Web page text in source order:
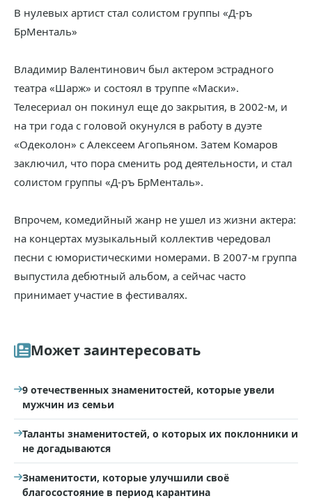
В нулевых артист стал солистом группы «Д-ръ
БрМенталь»
Владимир Валентинович был актером эстрадного
театра «Шарж» и состоял в труппе «Маски».
Телесериал он покинул еще до закрытия, в 2002-м, и
на три года с головой окунулся в работу в дуэте
«Одеколон» с Алексеем Агопьяном. Затем Комаров
заключил, что пора сменить род деятельности, и стал
солистом группы «Д-ръ БрМенталь».
Впрочем, комедийный жанр не ушел из жизни актера:
на концертах музыкальный коллектив чередовал
песни с юмористическими номерами. В 2007-м группа
выпустила дебютный альбом, а сейчас часто
принимает участие в фестивалях.
Может заинтересовать
9 отечественных знаменитостей, которые увели
мужчин из семьи
Таланты знаменитостей, о которых их поклонники и
не догадываются
Знаменитости, которые улучшили своё
благосостояние в период карантина